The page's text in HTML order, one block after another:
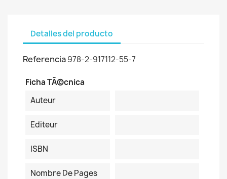
Detalles del producto
Referencia978-2-917112-55-7
Ficha TÃ©cnica
Auteur
Editeur
ISBN
Nombre De Pages